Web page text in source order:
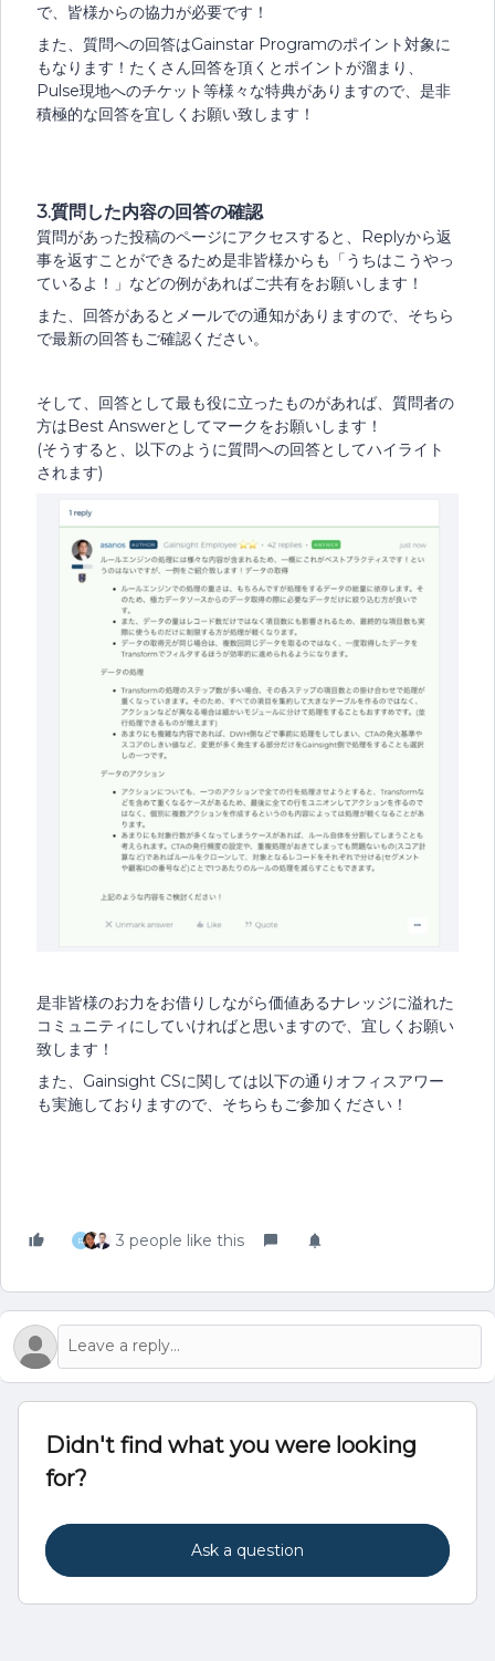
で、皆様からの協力が必要です！
また、質問への回答はGainstar Programのポイント対象に
もなります！たくさん回答を頂くとポイントが溜まり、
Pulse現地へのチケット等様々な特典がありますので、是非
積極的な回答を宜しくお願い致します！
​​​​​​​3.質問した内容の回答の確認
質問があった投稿のページにアクセスすると、Replyから返
事を返すことができるため是非皆様からも「うちはこうやっ
ているよ！」などの例があればご共有をお願いします！
また、回答があるとメールでの通知がありますので、そちら
で最新の回答もご確認ください。
そして、回答として最も役に立ったものがあれば、質問者の
方はBest Answerとしてマークをお願いします！
(そうすると、以下のように質問への回答としてハイライト
されます)
是非皆様のお力をお借りしながら価値あるナレッジに溢れた
コミュニティにしていければと思いますので、宜しくお願い
致します！
また、Gainsight CSに関しては以下の通りオフィスアワー
も実施しておりますので、そちらもご参加ください！
R 3 people like this
Didn't find what you were looking
for?
Ask a question